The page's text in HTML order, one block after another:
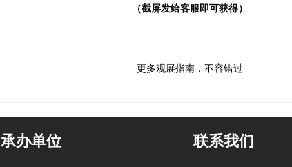
（截屏发给客服即可获得）
更多观展指南，不容错过
承办单位 联系我们